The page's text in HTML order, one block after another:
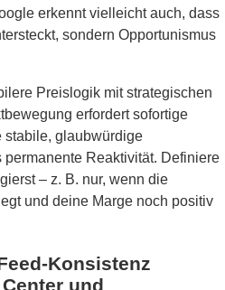
erkennt vielleicht auch, dass
sondern Opportunismus
Preislogik mit strategischen
erfordert sofortige
stabile, glaubwürdige
Reaktivität. Definiere
– z. B. nur, wenn die
und deine Marge noch positiv
Konsistenz
und